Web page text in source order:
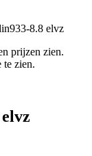
8.8 elvz
prijzen zien.
te zien.